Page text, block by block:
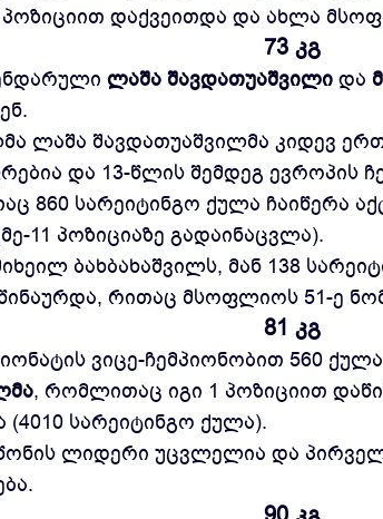
პოზიციით დაქვეითდა და ახლა
73 კგ
ლაშა შავდათუაშვილიდა
ლაშა შავდათუაშვილმა კიდევ
და 13-წლის შემდეგ ევროპის
860 სარეიტინგო ქულა ჩაიწერა
11 პოზიციაზე გადაინაცვლა).
ბახბახაშვილს, მან 138
რითაც მსოფლიოს 51-ე
81 კგ
ვიცე-ჩემპიონობით 560
, რომლითაც იგი 1 პოზიციით
(4010 სარეიტინგო ქულა).
ლიდერი უცვლელია და პირველ